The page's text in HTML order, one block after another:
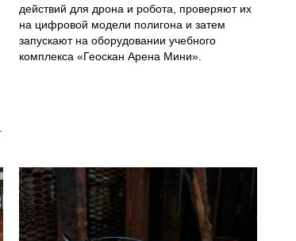
действий для дрона и робота, проверяют их
на цифровой модели полигона и затем
запускают на оборудовании учебного
комплекса «Геоскан Арена Мини».